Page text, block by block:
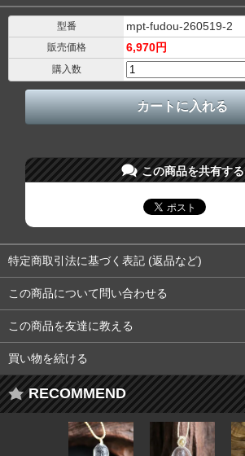
型番 mpt-fudou-260519-2
販売価格 6,970円
購入数
この商品を共有する
特定商取引法に基づく表記 (返品など)
この商品について問い合わせる
この商品を友達に教える
買い物を続ける
RECOMMEND